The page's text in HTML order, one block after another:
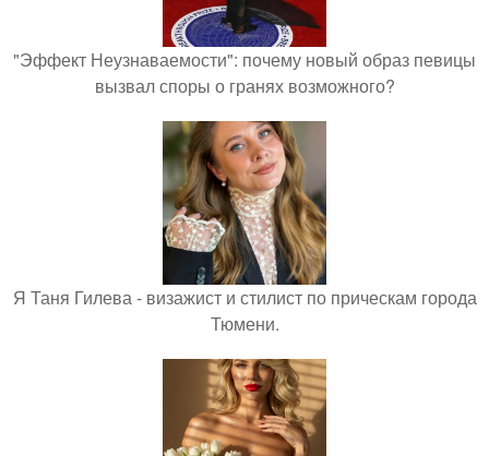
"Эффект Неузнаваемости": почему новый образ певицы
вызвал споры о гранях возможного?
Я Таня Гилева - визажист и стилист по прическам города
Тюмени.